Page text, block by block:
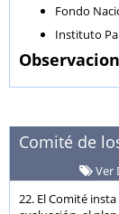
Fondo
Instituto
Comité de
Ver
22. El Comité